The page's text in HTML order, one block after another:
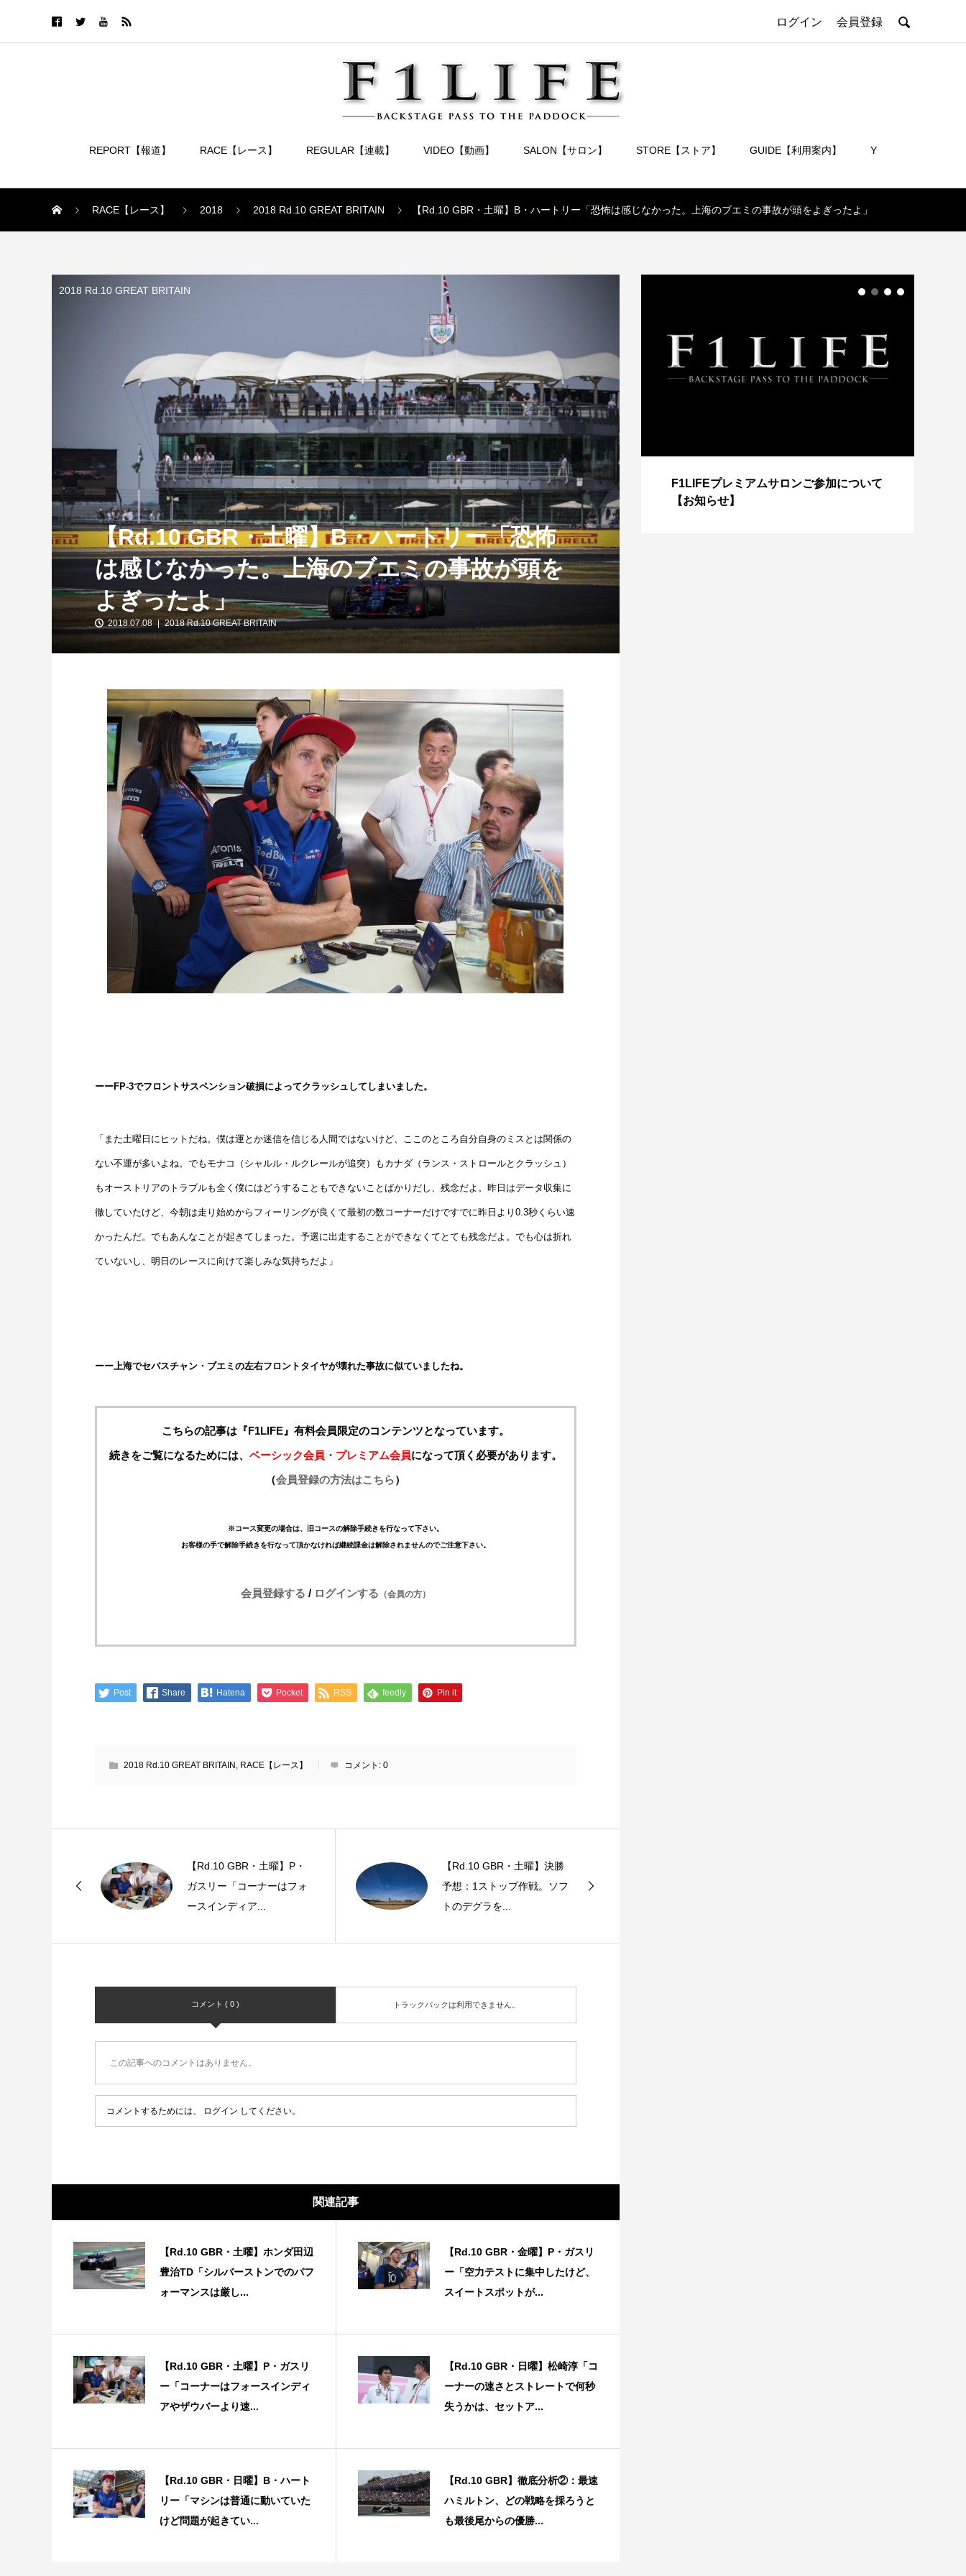
ログイン 会員登録 
REPORT【報道】 RACE【レース】 REGULAR【連載】 VIDEO【動画】 SALON【サロン】 STORE【ストア】 GUIDE【利用案内】 Y
RACE【レース】 2018 2018 Rd.10 GREAT BRITAIN 【Rd.10 GBR・土曜】B・ハートリー「恐怖は感じなかった。上海のブエミの事故が頭をよぎったよ」
2018 Rd.10 GREAT BRITAIN
【Rd.10 GBR・土曜】B・ハートリー「恐怖
は感じなかった。上海のブエミの事故が頭を
よぎったよ」
2018.07.08 2018 Rd.10 GREAT BRITAIN
ーーFP-3でフロントサスペンション破損によってクラッシュしてしまいました。
「また土曜日にヒットだね。僕は運とか迷信を信じる人間ではないけど、ここのところ自分自身のミスとは関係の
ない不運が多いよね。でもモナコ（シャルル・ルクレールが追突）もカナダ（ランス・ストロールとクラッシュ）
もオーストリアのトラブルも全く僕にはどうすることもできないことばかりだし、残念だよ。昨日はデータ収集に
徹していたけど、今朝は走り始めからフィーリングが良くて最初の数コーナーだけですでに昨日より0.3秒くらい速
かったんだ。でもあんなことが起きてしまった。予選に出走することができなくてとても残念だよ。でも心は折れ
ていないし、明日のレースに向けて楽しみな気持ちだよ」
ーー上海でセバスチャン・ブエミの左右フロントタイヤが壊れた事故に似ていましたね。
こちらの記事は『F1LIFE』有料会員限定のコンテンツとなっています。
続きをご覧になるためには、 ベーシック会員・プレミアム会員になって頂く必要があります。
（会員登録の方法はこちら）
※コース変更の場合は、旧コースの解除手続きを行なって下さい。
お客様の手で解除手続きを行なって頂かなければ継続課金は解除されませんのでご注意下さい。
会員登録する / ログインする （会員の方）
Post Share Hatena Pocket RSS feedly Pin it
2018 Rd.10 GREAT BRITAIN, RACE【レース】 コメント: 0
【Rd.10 GBR・土曜】P・
ガスリー「コーナーはフォ
ースインディア...
【Rd.10 GBR・土曜】決勝
予想：1ストップ作戦。ソフ
トのデグラを...
コメント ( 0 ) トラックバックは利用できません。
この記事へのコメントはありません。
コメントするためには、 ログイン してください。
関連記事
【Rd.10 GBR・土曜】ホンダ田辺
豊治TD「シルバーストンでのパフ
ォーマンスは厳し...
【Rd.10 GBR・金曜】P・ガスリ
ー「空力テストに集中したけど、
スイートスポットが...
【Rd.10 GBR・土曜】P・ガスリ
ー「コーナーはフォースインディ
アやザウバーより速...
【Rd.10 GBR・日曜】松崎淳「コ
ーナーの速さとストレートで何秒
失うかは、セットア...
【Rd.10 GBR・日曜】B・ハート
リー「マシンは普通に動いていた
けど問題が起きてい...
【Rd.10 GBR】徹底分析②：最速
ハミルトン、どの戦略を採ろうと
も最後尾からの優勝...
【特別企画】2026年ホンダの現在地
①「アストンマーティンとの交渉4...
【特別記事】レーシングブルズ、
VCARB 02を生み出すファクトリー...
F1LIFEプレミアムサロンご参加について
【お知らせ】